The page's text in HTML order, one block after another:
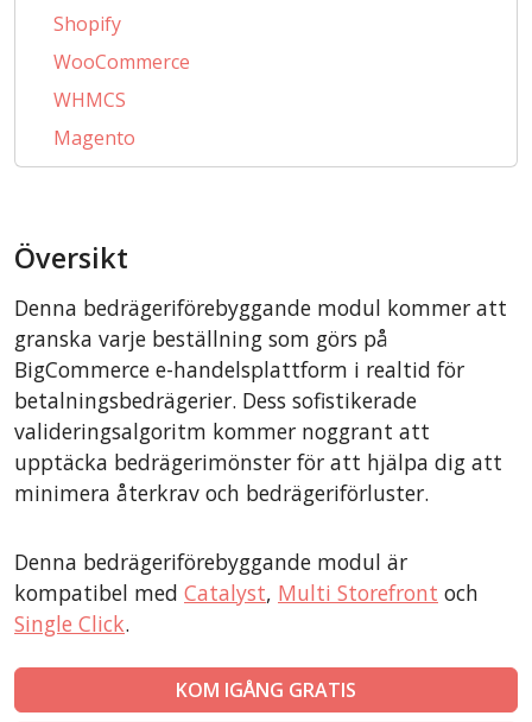
Shopify
WooCommerce
WHMCS
Magento
PrestaShop
CSCart
LiteCart
ZenCart
PinnacleCart
FoxyCart
Easy Digital Downloads
Ecwid by Lightspeed
WISECP
ThirtyBees
Shopware
Sylius
Översikt
Denna bedrägeriförebyggande modul kommer att
granska varje beställning som görs på
BigCommerce e-handelsplattform i realtid för
betalningsbedrägerier. Dess sofistikerade
valideringsalgoritm kommer noggrant att
upptäcka bedrägerimönster för att hjälpa dig att
minimera återkrav och bedrägeriförluster.
Denna bedrägeriförebyggande modul är
kompatibel med Catalyst, Multi Storefront och
Single Click.
KOM IGÅNG GRATIS